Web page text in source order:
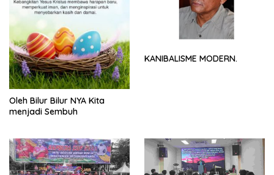
Oleh Bilur Bilur NYA Kita
menjadi Sembuh
KANIBALISME MODERN.